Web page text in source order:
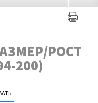
РОСТ
200)